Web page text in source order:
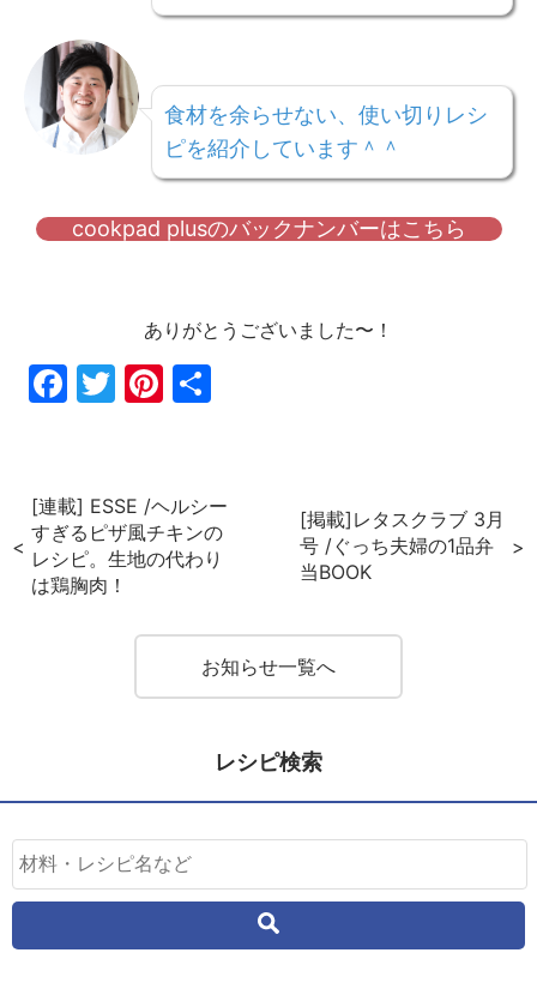
食材を余らせない、使い切りレシ
ピを紹介しています＾＾
cookpad plusのバックナンバーはこちら
ありがとうございました〜！
Fac
Twi
Pin
[連載] ESSE /ヘルシー
すぎるピザ風チキンの
レシピ。生地の代わり
は鶏胸肉！
[掲載]レタスクラブ 3月
号 /ぐっち夫婦の1品弁
当BOOK
お知らせ一覧へ
レシピ検索